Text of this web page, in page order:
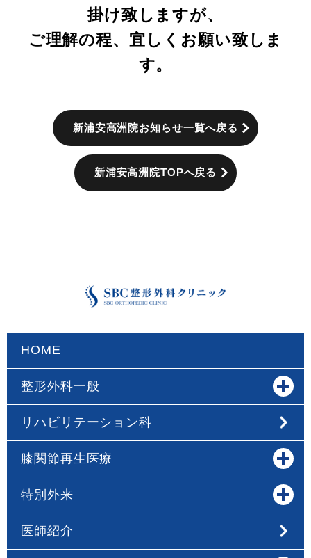
掛け致しますが、
ご理解の程、宜しくお願い致しま
す。
新浦安高洲院お知らせ一覧へ戻る
新浦安高洲院TOPへ戻る
HOME
整形外科一般
リハビリテーション科
膝関節再生医療
特別外来
医師紹介